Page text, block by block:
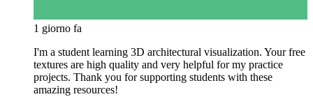
1 giorno fa
I'm a student learning 3D architectural visualization. Your free
textures are high quality and very helpful for my practice
projects. Thank you for supporting students with these
amazing resources!